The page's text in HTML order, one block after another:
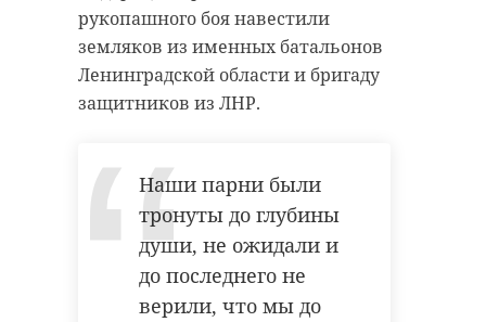
рукопашного боя навестили
земляков из именных батальонов
Ленинградской области и бригаду
защитников из ЛНР.
Наши парни были
тронуты до глубины
души, не ожидали и
до последнего не
верили, что мы до